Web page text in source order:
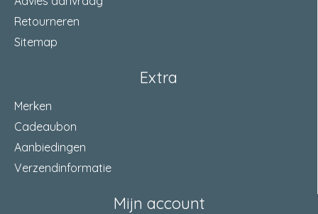
Retourneren
Sitemap
Extra
Merken
Cadeaubon
Aanbiedingen
Verzendinformatie
Mijn account